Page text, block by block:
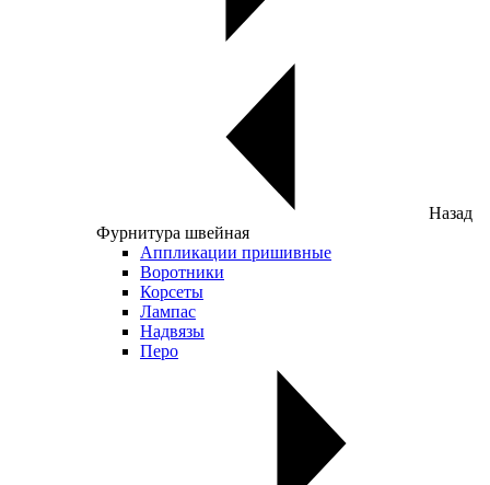
Назад
Фурнитура швейная
Аппликации пришивные
Воротники
Корсеты
Лампас
Надвязы
Перо